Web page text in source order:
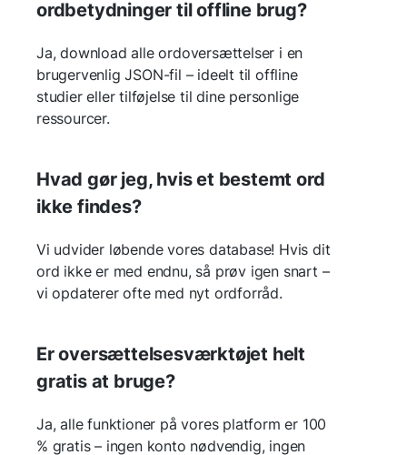
ordbetydninger til offline brug?
Ja, download alle ordoversættelser i en
brugervenlig JSON-fil – ideelt til offline
studier eller tilføjelse til dine personlige
ressourcer.
Hvad gør jeg, hvis et bestemt ord
ikke findes?
Vi udvider løbende vores database! Hvis dit
ord ikke er med endnu, så prøv igen snart –
vi opdaterer ofte med nyt ordforråd.
Er oversættelsesværktøjet helt
gratis at bruge?
Ja, alle funktioner på vores platform er 100
% gratis – ingen konto nødvendig, ingen